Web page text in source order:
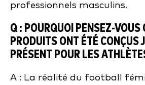
professionnels masculins.
Q : POURQUOI PENSEZ-VOUS
PRODUITS ONT ÉTÉ CONÇUS
PRÉSENT POUR LES
A : La réalité du football